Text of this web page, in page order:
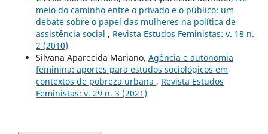
meio do caminho entre o privado e o público: um
debate sobre o papel das mulheres na política de
assistência social , Revista Estudos Feministas: v. 18 n.
2 (2010)
Silvana Aparecida Mariano, Agência e autonomia
feminina: aportes para estudos sociológicos em
contextos de pobreza urbana , Revista Estudos
Feministas: v. 29 n. 3 (2021)